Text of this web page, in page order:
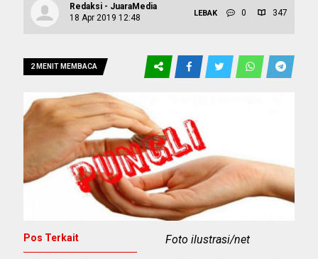
Redaksi - JuaraMedia
18 Apr 2019 12:48
LEBAK 0 347
2 MENIT MEMBACA
Foto ilustrasi/net
Pos Terkait